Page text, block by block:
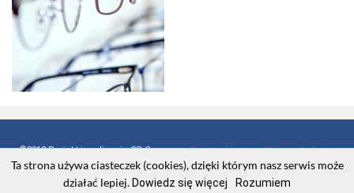
©2018 Projekt i realizacja CS Group
Polska
Strona główna Oferta
Galeria
Promocje
Kontakt
Ta strona używa ciasteczek (cookies), dzięki którym nasz serwis może
działać lepiej. Dowiedz się więcej Rozumiem